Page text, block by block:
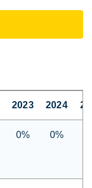
2023 2024
0% 0%